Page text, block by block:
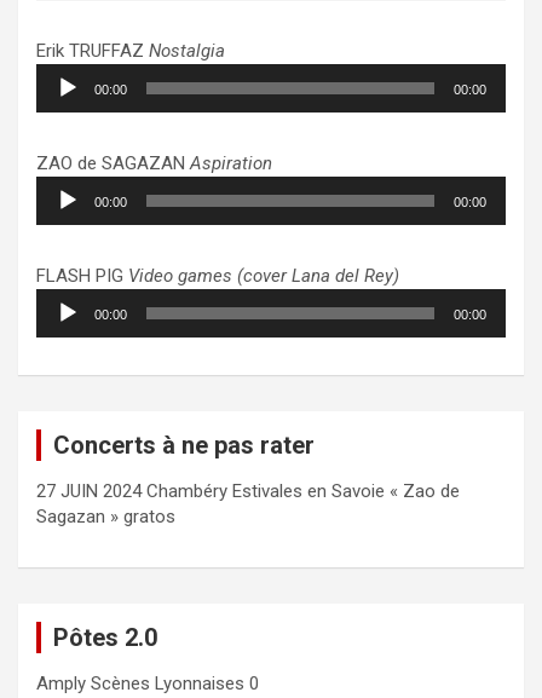
Erik TRUFFAZ Nostalgia
Lecteur
audio
00:00 00:00
ZAO de SAGAZANAspiration
Lecteur
audio
00:00 00:00
FLASH PIG Video games (cover Lana del Rey)
Lecteur
audio
00:00 00:00
Concerts à ne pas rater
27 JUIN 2024 Chambéry Estivales en Savoie « Zao de
Sagazan » gratos
Pôtes 2.0
Amply Scènes Lyonnaises 0